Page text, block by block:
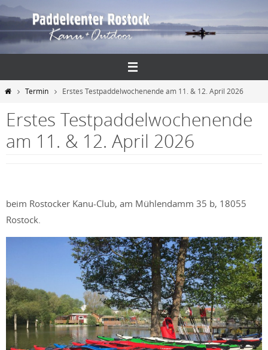
Inhalt
springen
StartTermin Erstes Testpaddelwochenende am 11. & 12. April 2026
Erstes Testpaddelwochenende
am 11. & 12. April 2026
beim Rostocker Kanu-Club, am Mühlendamm 35 b, 18055
Rostock.